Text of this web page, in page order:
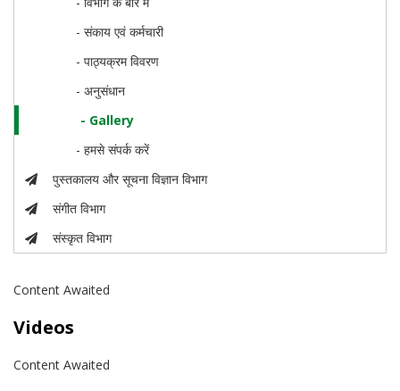
- संकाय एवं कर्मचारी
- पाठ्यक्रम विवरण
- अनुसंधान
- Gallery
- हमसे संपर्क करें
पुस्तकालय और सूचना विज्ञान विभाग
संगीत विभाग
संस्कृत विभाग
Content Awaited
Videos
Content Awaited